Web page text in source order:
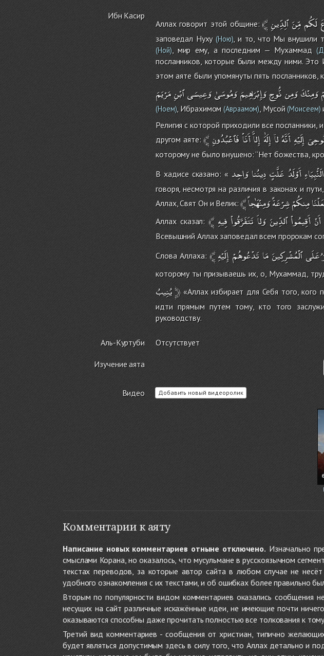
Ибн Касир
Аллах говорит этой общине:﴾ لَكُم مِّنَٱلِدِّينِ
заповедал Нуху(Ною), и то, что Мы внушили
(Ной), мир ему, а последним — Мухаммад
посланников, которые были между ними. Это
этом аяте были упомянуты пять
وَمِنْكَوَمِننُّوحٍوَإِبْرَٰهِيمَوَمُوسَىٰوَعِيسَىٱبْنِمَرْيَمَ
(Ноем), Ибрахимом (Авраамом), Мусой(Моисеем)
Религия с которой приходили все посланники,
другом аяте:﴾ إِلَيْهِأَنَّهُلاۤإِلَٰهَإِلاَّأَنَاْفَٱعْبُدُونِ
которому не было внушено: ‘‘Нет божества,
В хадисе сказано: «
الَْنْبِيَاءِأَوْلَدُ عَلَّتٍ دِينُنا وَاحِد
говоря, несмотря на различия в законах и
Аллах, Свят Он и Велик: ﴾ مِنكُمْشِرْعَةًوَمِنْهَٰجاً
Аллах сказал: ﴾ أَنْ أَقِيمُواْ ٱلدِّينَ وَلاَ تَتَفَرَّقُواْ فِيهِ
Всевышний Аллах заповедал всем пророкам
Слова Аллаха: ﴾ عَلَىٱلْمُشْرِكِينَمَاتَدْعُوهُمْإِلَيْهِ
которому ты призываешь их, о, Мухаммад,
يُنِيبُ﴿«Аллах избирает для Себя того, кого
идти прямым путем тому, кто того
руководству.
Аль-Куртуби Отсутствует
Изучение аята
Видео Добавить новый видеоролик
Комментарии к аяту
Написание новых комментариев отныне отключено. Изначально
смыслами Корана, но оказалось, что мусульмане в русскоязычном
текстах переводов, за которые автор сайта в любом случае не
удобного ознакомления с их текстами, и об ошибках более правильно
Вторым по популярности видом комментариев оказались сообщения
несущих на сайт различные искажённые идеи, не имеющие почти
оказываются способны даже прочитать полностью все толкования к
Третий вид комментариев - сообщения от христиан, типично
будет являться допустимым здесь в силу того, что Аллах детально и